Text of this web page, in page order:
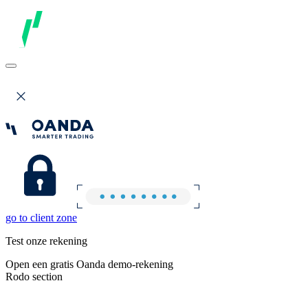
go to client zone
Test onze rekening
Open een gratis Oanda demo-rekening
Rodo section